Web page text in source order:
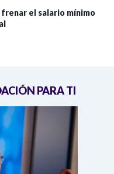
el salario mínimo
PARA TI